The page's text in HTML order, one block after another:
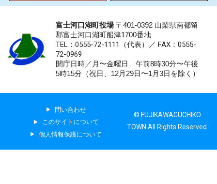
富士河口湖町役場〒401-0392 山梨県南都留
郡富士河口湖町船津1700番地
TEL：0555-72-1111 （代表）／ FAX：0555-
72-0969
開庁日時／月〜金曜日 午前8時30分〜午後
5時15分（祝日、12月29日〜1月3日を除く）
問い合わせ
このサイトについて
個人情報保護について
© FUJIKAWAGUCHIKO
TOWN All Rights Reserved.